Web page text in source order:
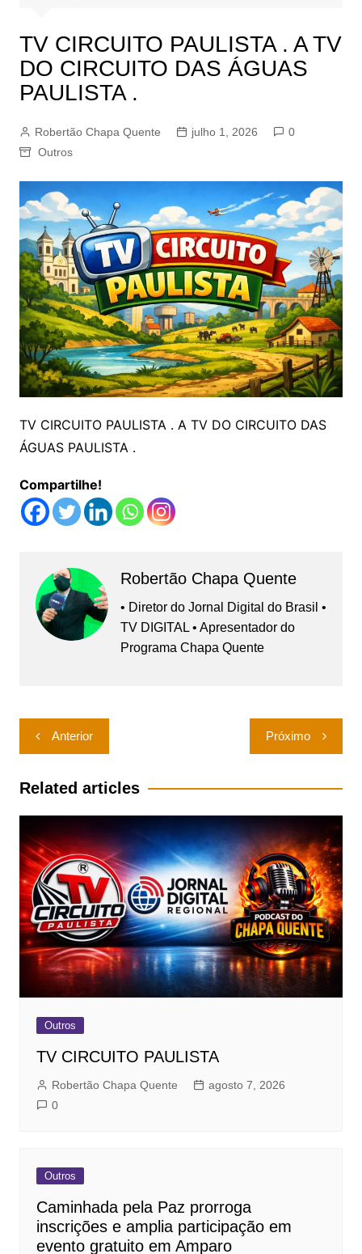
TV CIRCUITO PAULISTA . A TV
DO CIRCUITO DAS ÁGUAS
PAULISTA .
Robertão Chapa Quente julho 1, 2026
0
Outros
TV CIRCUITO PAULISTA . A TV DO CIRCUITO DAS
ÁGUAS PAULISTA .
Compartilhe!
Robertão Chapa Quente
• Diretor do Jornal Digital do Brasil •
TV DIGITAL • Apresentador do
Programa Chapa Quente
Navegação
de
Post
Anterior Próximo
Related articles
Outros
TV CIRCUITO PAULISTA
Robertão Chapa Quente
agosto 7, 2026
0
Outros
Caminhada pela Paz prorroga
inscrições e amplia participação em
evento gratuito em Amparo